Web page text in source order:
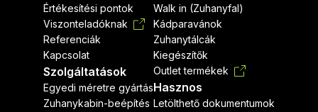
Értékesítési pontok
Viszonteladóknak
Referenciák
Kapcsolat
Szolgáltatások
Egyedi méretre gyártás
Zuhanykabin-beépítés
Walk in (Zuhanyfal)
Kádparavánok
Zuhanytálcák
Kiegészítők
Outlet termékek
Hasznos
Letölthető dokumentumok